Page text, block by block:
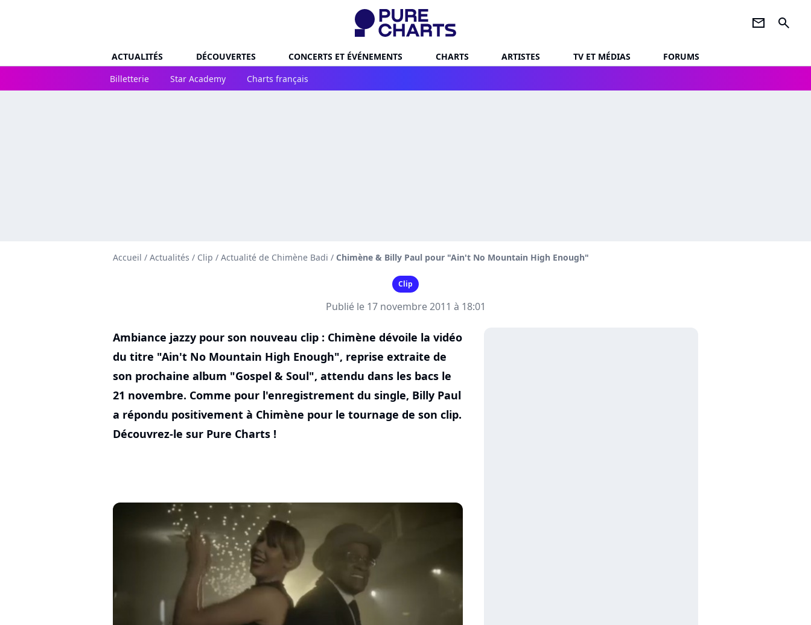
newsletter search
ACTUALITÉS DÉCOUVERTES CONCERTS ET ÉVÉNEMENTS CHARTS ARTISTES TV ET MÉDIAS
FORUMS
Billetterie
Star Academy Charts français
Accueil / Actualités / Clip / Actualité de Chimène Badi / Chimène & Billy Paul pour "Ain't No Mountain High Enough"
Clip
Publié le 17 novembre 2011 à 18:01
Ambiance jazzy pour son nouveau clip : Chimène dévoile la vidéo
du titre "Ain't No Mountain High Enough", reprise extraite de
son prochaine album "Gospel & Soul", attendu dans les bacs le
21 novembre. Comme pour l'enregistrement du single, Billy Paul
a répondu positivement à Chimène pour le tournage de son clip.
Découvrez-le sur Pure Charts !